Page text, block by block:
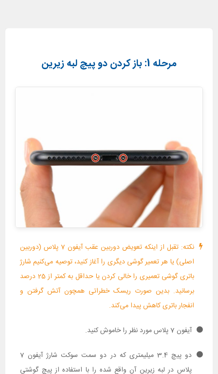
مرحله 1: باز کردن دو پیچ لبه زیرین
نکته: تقبل از اینکه تعویض دوربین عقب آیفون 7 پلاس (دوربین
اصلی) یا هر تعمیر گوشی دیگری را آغاز کنید، توصیه می‌کنیم شارژ
باتری گوشی تعمیری را خالی کردن یا حداقل به کمتر از 25 درصد
برسانید. بدین صورت ریسک خطراتی همچون آتش گرفتن و
انفجار باتری کاهش پیدا می‌کند.
آیفون 7 پلاس مورد نظر را خاموش کنید.
دو پیچ 3.4 میلیمتری که در دو سمت سوکت شارژ آیفون 7
پلاس در لبه زیرین آن واقع شده را با استفاده از پیچ گوشتی